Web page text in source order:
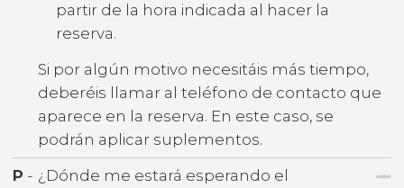
partir de la hora indicada al hacer la
reserva.
Si por algún motivo necesitáis más tiempo,
deberéis llamar al teléfono de contacto que
aparece en la reserva. En este caso, se
podrán aplicar suplementos.
P - ¿Dónde me estará esperando el